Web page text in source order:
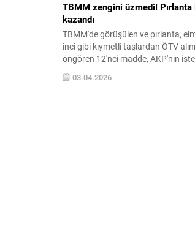
TBMM zengini üzmedi! Pırlanta
kazandı
TBMM'de görüşülen ve pırlanta,
inci gibi kıymetli taşlardan ÖTV
öngören 12'nci madde, AKP'nin
metinden çıkarıldı.
03.04.2026